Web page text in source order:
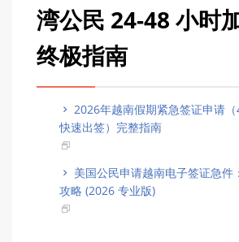
湾公民 24-48 小时
终极指南
2026年越南假期紧急签证申请
快速出签）完整指南
美国公民申请越南电子签证急件
攻略 (2026 专业版)